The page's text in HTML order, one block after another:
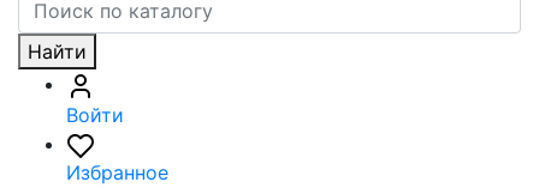
Найти
Войти
Избранное